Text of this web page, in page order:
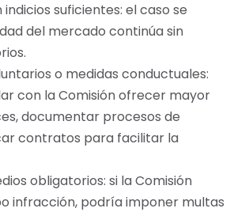
suficientes: el caso se
del mercado continúa sin
o medidas conductuales:
con la Comisión ofrecer mayor
documentar procesos de
contratos para facilitar la
obligatorios: si la Comisión
infracción, podría imponer multas